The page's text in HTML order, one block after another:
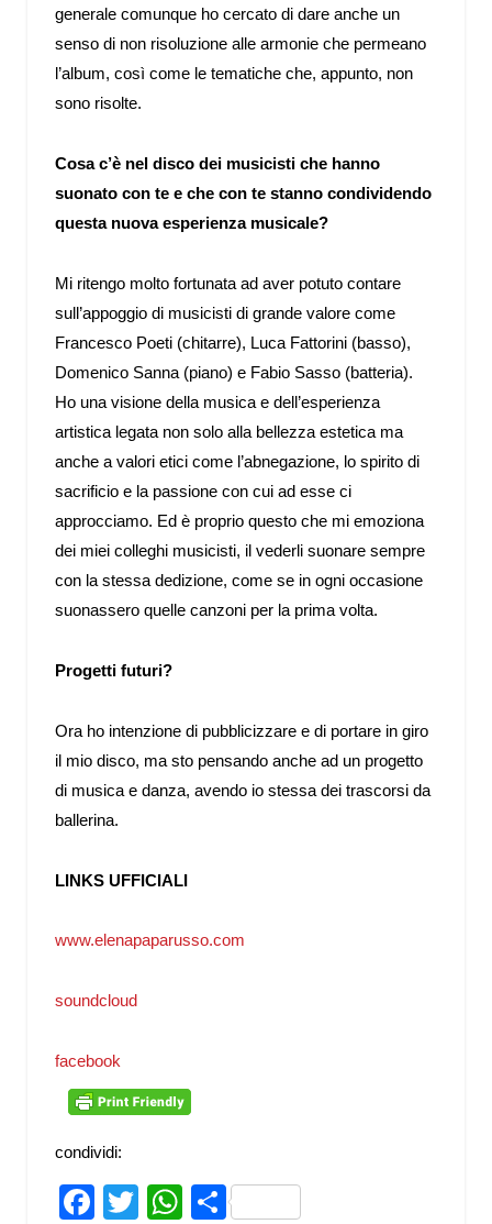
generale comunque ho cercato di dare anche un
senso di non risoluzione alle armonie che permeano
l’album, così come le tematiche che, appunto, non
sono risolte.
Cosa c’è nel disco dei musicisti che hanno
suonato con te e che con te stanno condividendo
questa nuova esperienza musicale?
Mi ritengo molto fortunata ad aver potuto contare
sull’appoggio di musicisti di grande valore come
Francesco Poeti (chitarre), Luca Fattorini (basso),
Domenico Sanna (piano) e Fabio Sasso (batteria).
Ho una visione della musica e dell’esperienza
artistica legata non solo alla bellezza estetica ma
anche a valori etici come l’abnegazione, lo spirito di
sacrificio e la passione con cui ad esse ci
approcciamo. Ed è proprio questo che mi emoziona
dei miei colleghi musicisti, il vederli suonare sempre
con la stessa dedizione, come se in ogni occasione
suonassero quelle canzoni per la prima volta.
Progetti futuri?
Ora ho intenzione di pubblicizzare e di portare in giro
il mio disco, ma sto pensando anche ad un progetto
di musica e danza, avendo io stessa dei trascorsi da
ballerina.
LINKS UFFICIALI
www.elenapaparusso.com
soundcloud
facebook
condividi:
Facebook
TwitterWhatsApp
Share